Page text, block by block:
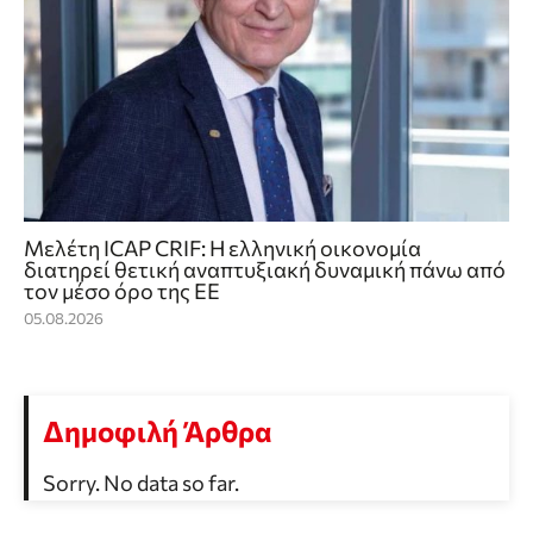
Μελέτη ICAP CRIF: Η ελληνική οικονομία
διατηρεί θετική αναπτυξιακή δυναμική πάνω από
τον μέσο όρο της ΕΕ
05.08.2026
Δημοφιλή Άρθρα
Sorry. No data so far.